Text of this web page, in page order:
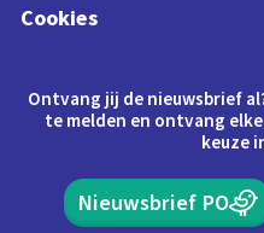
Cookies
Ontvang jij de nieuwsbrief
te melden en ontvang
keuze
Nieuwsbrief PO